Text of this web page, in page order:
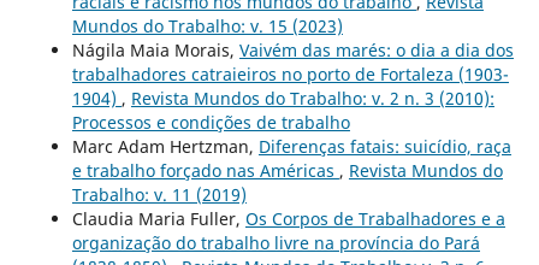
Mundos do Trabalho: v. 15 (2023)
Nágila Maia Morais, Vaivém das marés: o dia a dia dos
trabalhadores catraieiros no porto de Fortaleza (1903-
1904) , Revista Mundos do Trabalho: v. 2 n. 3 (2010):
Processos e condições de trabalho
Marc Adam Hertzman, Diferenças fatais: suicídio, raça
e trabalho forçado nas Américas , Revista Mundos do
Trabalho: v. 11 (2019)
Claudia Maria Fuller, Os Corpos de Trabalhadores e a
organização do trabalho livre na província do Pará